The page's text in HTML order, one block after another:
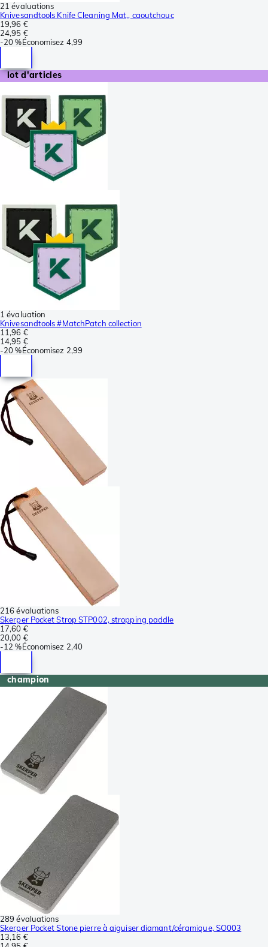
21 évaluations
Knivesandtools Knife Cleaning Mat,, caoutchouc
19,96 €
24,95 €
-20 %Économisez 4,99
lot d'articles
1 évaluation
Knivesandtools #MatchPatch collection
11,96 €
14,95 €
-20 %Économisez 2,99
216 évaluations
Skerper Pocket Strop STP002, stropping paddle
17,60 €
20,00 €
-12 %Économisez 2,40
champion
289 évaluations
Skerper Pocket Stone pierre à aiguiser diamant/céramique, SO003
13,16 €